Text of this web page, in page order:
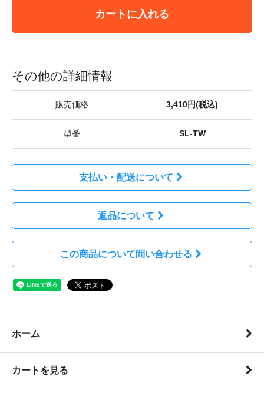
カートに入れる
その他の詳細情報
販売価格 3,410円(税込)
型番 SL-TW
支払い・配送について
返品について
この商品について問い合わせる
ホーム
カートを見る